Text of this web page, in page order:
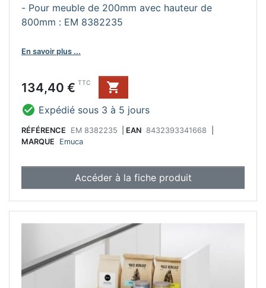
- Pour meuble de 200mm avec hauteur de
800mm : EM 8382235
En savoir plus ...
Prix
134,40 € TTC

 Expédié sous 3 à 5 jours
RÉFÉRENCE EM 8382235 EAN 8432393341668
MARQUE
Emuca
Accéder à la fiche produit